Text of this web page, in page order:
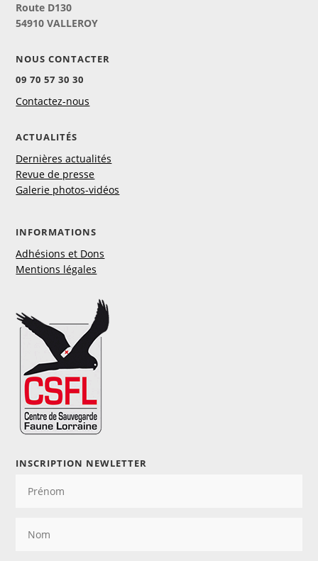
Route D130
54910 VALLEROY
NOUS CONTACTER
09 70 57 30 30
Contactez-nous
ACTUALITÉS
Dernières actualités
Revue de presse
Galerie photos-vidéos
INFORMATIONS
Adhésions et Dons
Mentions légales
INSCRIPTION NEWLETTER